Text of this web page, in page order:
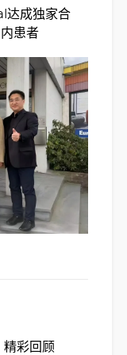
成独家合
患者
彩回顾